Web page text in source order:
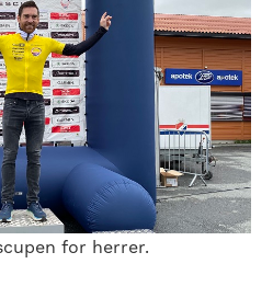
for herrer.